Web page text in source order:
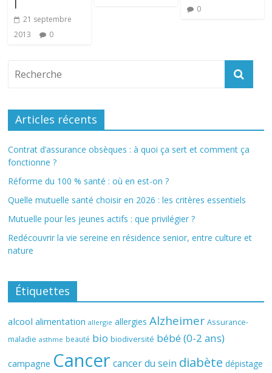
21 septembre
2013
0
0
Articles récents
Contrat d’assurance obsèques : à quoi ça sert et comment ça
fonctionne ?
Réforme du 100 % santé : où en est-on ?
Quelle mutuelle santé choisir en 2026 : les critères essentiels
Mutuelle pour les jeunes actifs : que privilégier ?
Redécouvrir la vie sereine en résidence senior, entre culture et
nature
Étiquettes
alcool alimentation allergie allergies Alzheimer Assurance-
maladie asthme beauté bio biodiversité bébé (0-2 ans)
campagne Cancer cancer du sein diabète dépistage